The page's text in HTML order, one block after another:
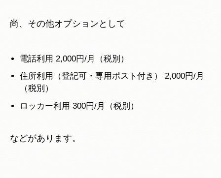
尚、その他オプションとして
電話利用 2,000円/月（税別）
住所利用（登記可・専用ポスト付き） 2,000円/月
（税別）
ロッカー利用 300円/月（税別）
などがあります。